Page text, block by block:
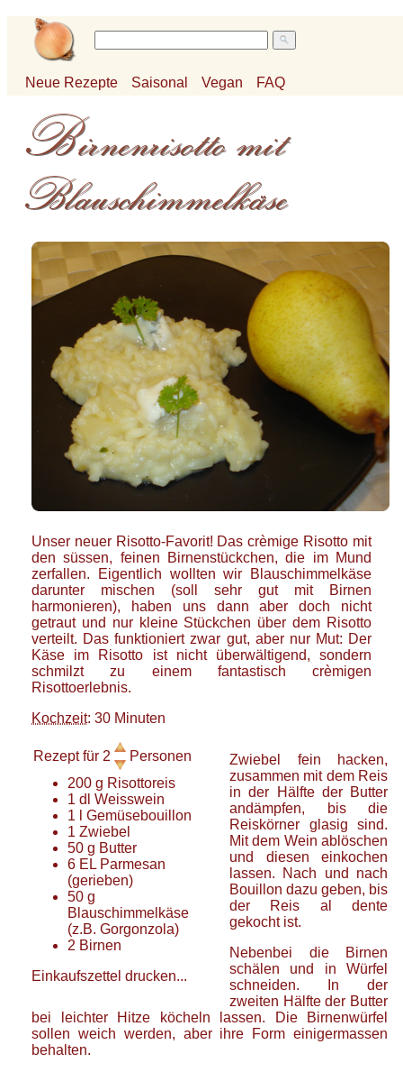
Neue Rezepte Saisonal Vegan FAQ
Unser neuer Risotto-Favorit! Das crèmige Risotto mit
den süssen, feinen Birnenstückchen, die im Mund
zerfallen. Eigentlich wollten wir Blauschimmelkäse
darunter mischen (soll sehr gut mit Birnen
harmonieren), haben uns dann aber doch nicht
getraut und nur kleine Stückchen über dem Risotto
verteilt. Das funktioniert zwar gut, aber nur Mut: Der
Käse im Risotto ist nicht überwältigend, sondern
schmilzt zu einem fantastisch crèmigen
Risottoerlebnis.
Kochzeit: 30 Minuten
Rezept für 2
Personen
200 g Risottoreis
1 dl Weisswein
1
Gemüsebouillon
1 Zwiebel
50 g Butter
6 EL Parmesan
(gerieben)
50 g
Blauschimmelkäse
(z.B. Gorgonzola)
2 Birnen
Einkaufszettel drucken...
Zwiebel fein hacken,
zusammen mit dem Reis
in der Hälfte der Butter
andämpfen, bis die
Reiskörner glasig sind.
Mit dem Wein ablöschen
und diesen einkochen
lassen. Nach und nach
Bouillon dazu geben, bis
der Reis al dente
gekocht ist.
Nebenbei die Birnen
schälen und in Würfel
schneiden. In der
zweiten Hälfte der Butter
bei leichter Hitze köcheln lassen. Die Birnenwürfel
sollen weich werden, aber ihre Form einigermassen
behalten.